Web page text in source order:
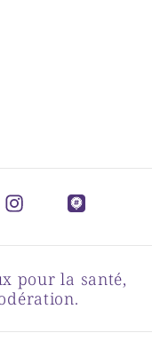
pour la santé,